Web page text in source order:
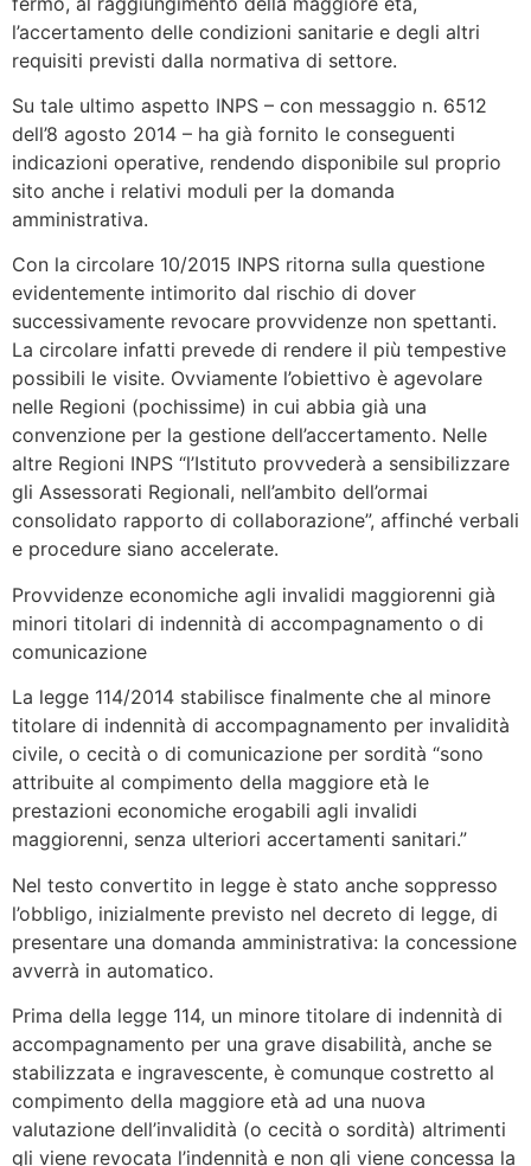
l’accertamento delle condizioni sanitarie e degli altri
requisiti previsti dalla normativa di settore.
Su tale ultimo aspetto INPS – con messaggio n. 6512
dell’8 agosto 2014 – ha già fornito le conseguenti
indicazioni operative, rendendo disponibile sul proprio
sito anche i relativi moduli per la domanda
amministrativa.
Con la circolare 10/2015 INPS ritorna sulla questione
evidentemente intimorito dal rischio di dover
successivamente revocare provvidenze non spettanti.
La circolare infatti prevede di rendere il più tempestive
possibili le visite. Ovviamente l’obiettivo è agevolare
nelle Regioni (pochissime) in cui abbia già una
convenzione per la gestione dell’accertamento. Nelle
altre Regioni INPS “l’Istituto provvederà a sensibilizzare
gli Assessorati Regionali, nell’ambito dell’ormai
consolidato rapporto di collaborazione”, affinché verbali
e procedure siano accelerate.
Provvidenze economiche agli invalidi maggiorenni già
minori titolari di indennità di accompagnamento o di
comunicazione
La legge 114/2014 stabilisce finalmente che al minore
titolare di indennità di accompagnamento per invalidità
civile, o cecità o di comunicazione per sordità “sono
attribuite al compimento della maggiore età le
prestazioni economiche erogabili agli invalidi
maggiorenni, senza ulteriori accertamenti sanitari.”
Nel testo convertito in legge è stato anche soppresso
l’obbligo, inizialmente previsto nel decreto di legge, di
presentare una domanda amministrativa: la concessione
avverrà in automatico.
Prima della legge 114, un minore titolare di indennità di
accompagnamento per una grave disabilità, anche se
stabilizzata e ingravescente, è comunque costretto al
compimento della maggiore età ad una nuova
valutazione dell’invalidità (o cecità o sordità) altrimenti
gli viene revocata l’indennità e non gli viene concessa la